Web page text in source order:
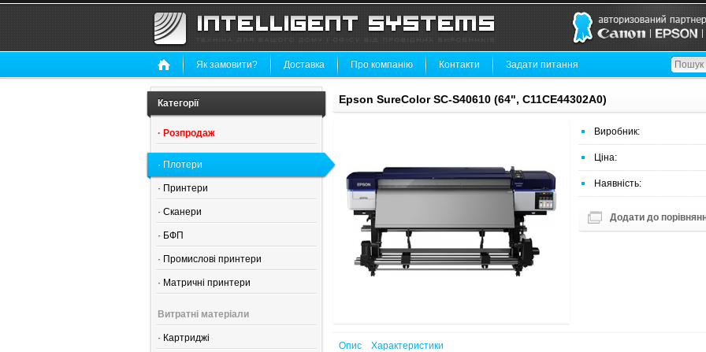
Як замовити? Доставка Про компанію Контакти Задати питання
Категорії
· Розпродаж
· Плотери
· Принтери
· Сканери
· БФП
· Промислові принтери
· Матричні принтери
Витратні матеріали
· Картриджі
Epson SureColor SC-S40610 (64", C11CE44302A0)
Виробник:
Ціна:
Наявність:
Додати до
Опис Характеристики